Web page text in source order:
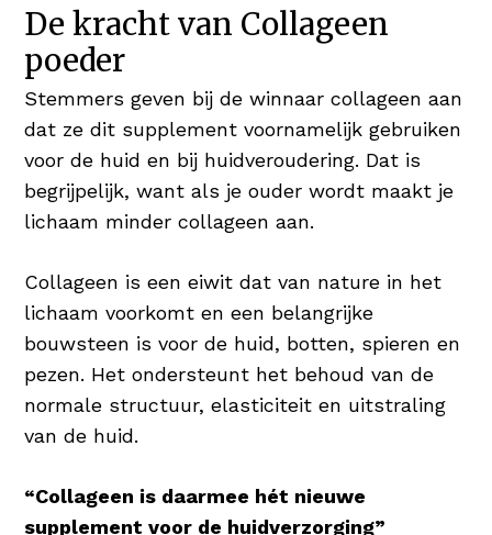
sterk en in topconditie Wie wil er nu niet
vol & glanzend haar 😉
Koper voor Pigmentatie
Koper is een nuttig mineraal en heeft een
positief resultaat op huid en haar. Koper
bevordert de normale pigmentatie van de
Hyaluronzuur als Vochtinbrenger
Hyaluronzuur is booming! Verschillende
verzorgingsproducten bieden het
geweldige bestandsdeel aan in serums
en/of daghydratatie. Hyaluronzuur is een
keer zijn gewicht in water kan dragen,
waardoor de huid wordt gehydrateerd en
De kracht van Collageen
poeder
Stemmers geven bij de winnaar collageen aan
dat ze dit supplement voornamelijk gebruiken
voor de huid en bij huidveroudering. Dat is
begrijpelijk, want als je ouder wordt maakt je
lichaam minder collageen aan.
Collageen is een eiwit dat van nature in het
lichaam voorkomt en een belangrijke
bouwsteen is voor de huid, botten, spieren en
pezen. Het ondersteunt het behoud van de
normale structuur, elasticiteit en uitstraling
van de huid.
“Collageen is daarmee hét nieuwe
supplement voor de huidverzorging”